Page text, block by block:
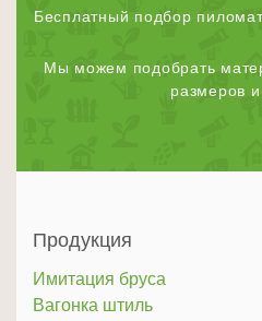
Бесплатный подбор
Мы можем подобрать
размеров
Продукция
Имитация бруса
Вагонка штиль